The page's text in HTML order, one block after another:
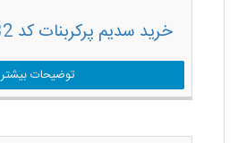
خرید سدیم پرکربنات کد 371432 سیگما
توضیحات بیشتر